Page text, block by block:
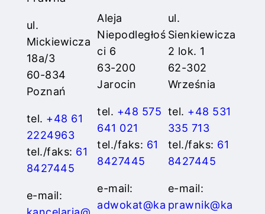
ul.
Mickiewicza
18a/3
60-834
Poznań
tel. +48 61
2224963
tel./faks: 61
8427445
e-mail:
Aleja
Niepodległoś
ci 6
63-200
Jarocin
tel. +48 575
641 021
tel./faks: 61
8427445
e-mail:
adwokat@ka
ul.
Sienkiewicza
2 lok. 1
62-302
Września
tel. +48 531
335 713
tel./faks: 61
8427445
e-mail:
prawnik@ka